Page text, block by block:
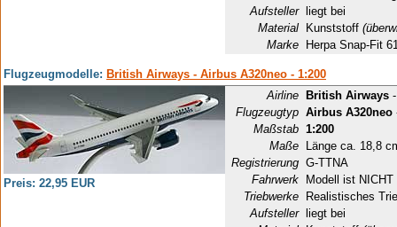
Aufsteller
liegt bei
Material
Kunststoff
Marke
Herpa Snap-Fit
Flugzeugmodelle: British Airways - Airbus A320neo - 1:200
Preis: 22,95 EUR
Airline British Airways
Flugzeugtyp Airbus A320neo
Maßstab 1:200
Maße
Länge ca. 18,8
Registrierung G-TTNA
Fahrwerk
Modell ist
Triebwerke
Realistisches
Aufsteller
liegt bei